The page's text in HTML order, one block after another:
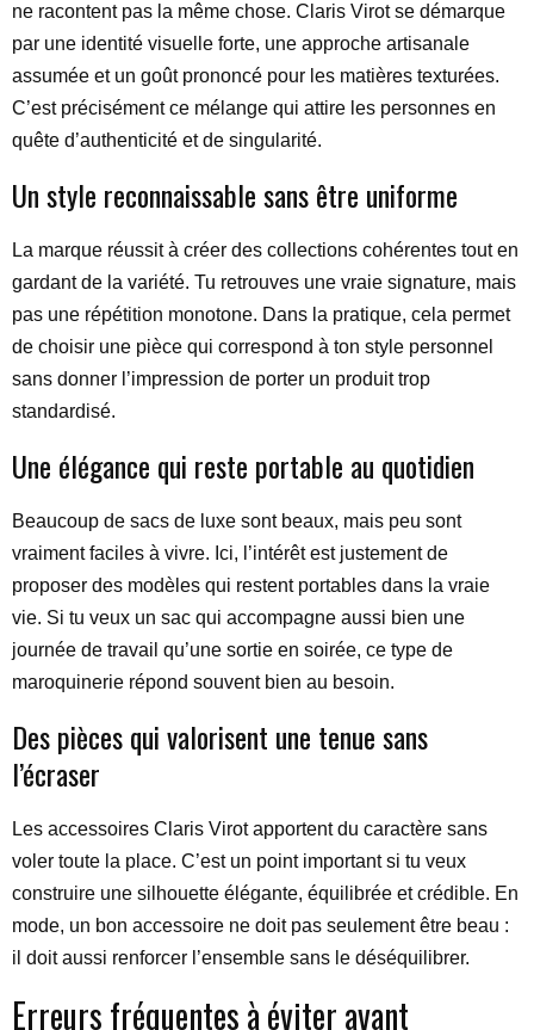
ne racontent pas la même chose. Claris Virot se démarque
par une identité visuelle forte, une approche artisanale
assumée et un goût prononcé pour les matières texturées.
C’est précisément ce mélange qui attire les personnes en
quête d’authenticité et de singularité.
Un style reconnaissable sans être uniforme
La marque réussit à créer des collections cohérentes tout en
gardant de la variété. Tu retrouves une vraie signature, mais
pas une répétition monotone. Dans la pratique, cela permet
de choisir une pièce qui correspond à ton style personnel
sans donner l’impression de porter un produit trop
standardisé.
Une élégance qui reste portable au quotidien
Beaucoup de sacs de luxe sont beaux, mais peu sont
vraiment faciles à vivre. Ici, l’intérêt est justement de
proposer des modèles qui restent portables dans la vraie
vie. Si tu veux un sac qui accompagne aussi bien une
journée de travail qu’une sortie en soirée, ce type de
maroquinerie répond souvent bien au besoin.
Des pièces qui valorisent une tenue sans
l’écraser
Les accessoires Claris Virot apportent du caractère sans
voler toute la place. C’est un point important si tu veux
construire une silhouette élégante, équilibrée et crédible. En
mode, un bon accessoire ne doit pas seulement être beau :
il doit aussi renforcer l’ensemble sans le déséquilibrer.
Erreurs fréquentes à éviter avant